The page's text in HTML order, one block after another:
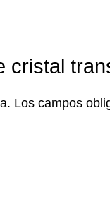
cristal
Los campos